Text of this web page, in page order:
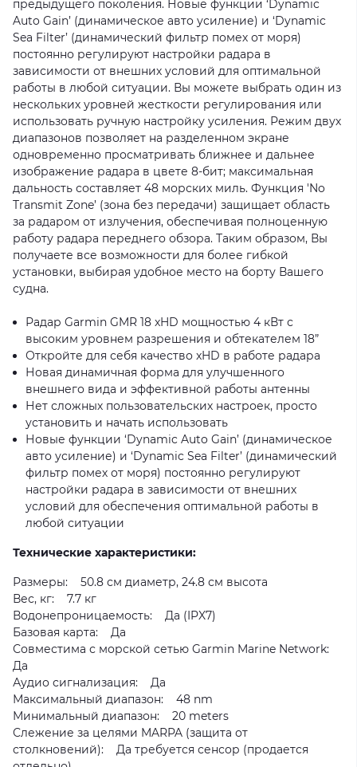
предыдущего поколения. Новые функции ‘Dynamic
Auto Gain’ (динамическое авто усиление) и ‘Dynamic
Sea Filter’ (динамический фильтр помех от моря)
постоянно регулируют настройки радара в
зависимости от внешних условий для оптимальной
работы в любой ситуации. Вы можете выбрать один из
нескольких уровней жесткости регулирования или
использовать ручную настройку усиления. Режим двух
диапазонов позволяет на разделенном экране
одновременно просматривать ближнее и дальнее
изображение радара в цвете 8-бит; максимальная
дальность составляет 48 морских миль. Функция 'No
Transmit Zone’ (зона без передачи) защищает область
за радаром от излучения, обеспечивая полноценную
работу радара переднего обзора. Таким образом, Вы
получаете все возможности для более гибкой
установки, выбирая удобное место на борту Вашего
судна.
Радар Garmin GMR 18 xHD мощностью 4 кВт с
высоким уровнем разрешения и обтекателем 18”
Откройте для себя качество xHD в работе радара
Новая динамичная форма для улучшенного
внешнего вида и эффективной работы антенны
Нет сложных пользовательских настроек, просто
установить и начать использовать
Новые функции ‘Dynamic Auto Gain’ (динамическое
авто усиление) и ‘Dynamic Sea Filter’ (динамический
фильтр помех от моря) постоянно регулируют
настройки радара в зависимости от внешних
условий для обеспечения оптимальной работы в
любой ситуации
Технические характеристики:
Размеры: 50.8 см диаметр, 24.8 см высота
Вес, кг: 7.7 кг
Водонепроницаемость: Да (IPX7)
Базовая карта: Да
Совместима с морской сетью Garmin Marine Network:
Да
Аудио сигнализация: Да
Максимальный диапазон: 48 nm
Минимальный диапазон: 20 meters
Слежение за целями MARPA (защита от
столкновений): Да требуется сенсор (продается